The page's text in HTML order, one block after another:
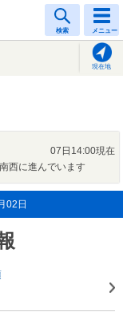
検索 メニュー
現在地
07日14:00現在
西に進んでいます
02日